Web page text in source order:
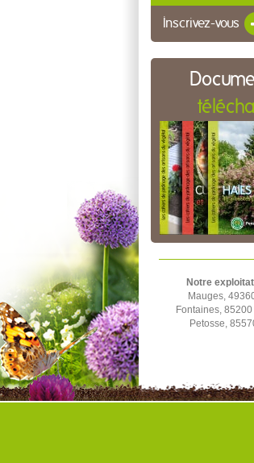
Inscrivez-vous
Notre
Mauges,
Fontaines,
Petosse,